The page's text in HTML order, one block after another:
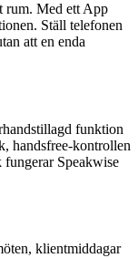
rum. Med ett App
Ställ telefonen
att en enda
funktion
handsfree-kontrollen
Speakwise
klientmiddagar